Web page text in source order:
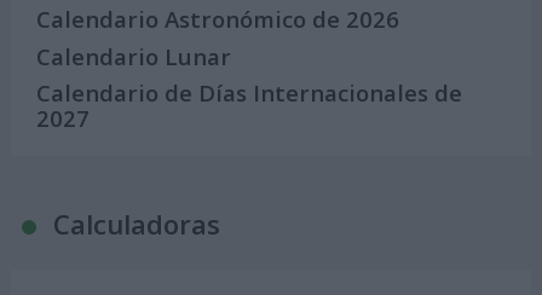
Calendario Astronómico de 2026
Calendario Lunar
Calendario de Días Internacionales de
2027
Calculadoras